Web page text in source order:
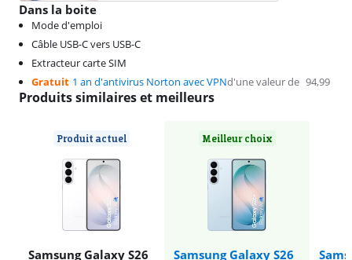
Dans la boite
Mode d'emploi
Câble USB-C vers USB-C
Extracteur carte SIM
Gratuit 1 an d'antivirus Norton avec VPNd'une valeur de 94,99
Produits similaires et meilleurs
Produit actuel
Samsung Galaxy S26
Meilleur choix
Samsung Galaxy S26